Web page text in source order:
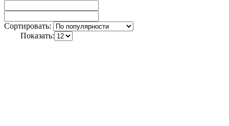
Сортировать:
Показать: